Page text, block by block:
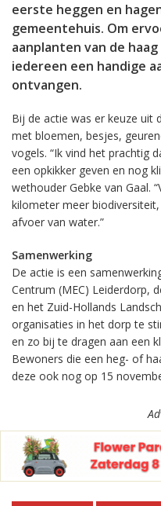
eerste heggen en
gemeentehuis. Om
aanplanten van de
iedereen een handige
ontvangen.
Bij de actie was er keuze uit
met bloemen, besjes,
vogels. “Ik vind het prachtig
een opkikker geven en nog
wethouder Gebke van Gaal.
kilometer meer
afvoer van water.”
Samenwerking
De actie is een
Centrum (MEC) Leiderdorp,
en het Zuid-Hollands
organisaties in het dorp te
en zo bij te dragen aan een
Bewoners die een heg- of
deze ook nog op 15